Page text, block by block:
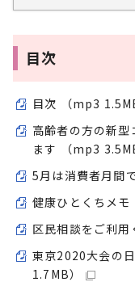
目次
目次 （mp3
高齢者の方の新型
ます （mp3
5月は消費者月間
健康ひとくちメ
区民相談をご利用
東京2020大会の
1.7MB）